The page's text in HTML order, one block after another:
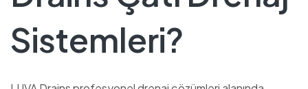
Sistemleri?